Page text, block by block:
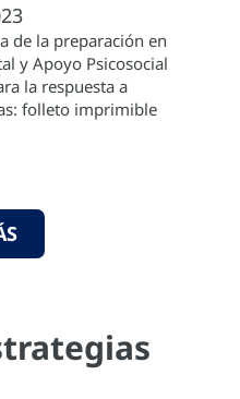
de la preparación en
y Apoyo Psicosocial
la respuesta a
folleto imprimible